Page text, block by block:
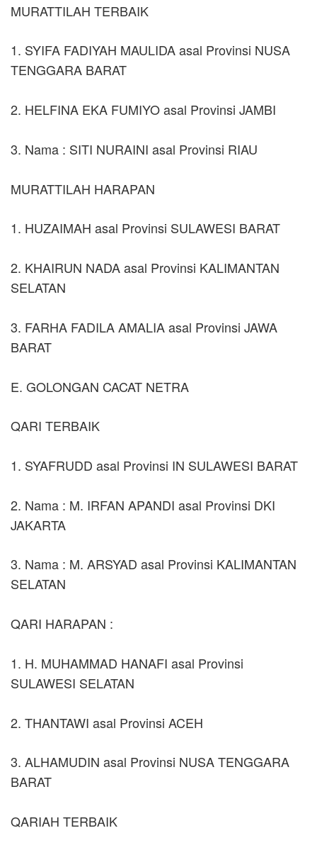
MURATTILAH TERBAIK
1. SYIFA FADIYAH MAULIDA asal Provinsi NUSA
TENGGARA BARAT
2. HELFINA EKA FUMIYO asal Provinsi JAMBI
3. Nama : SITI NURAINI asal Provinsi RIAU
MURATTILAH HARAPAN
1. HUZAIMAH asal Provinsi SULAWESI BARAT
2. KHAIRUN NADA asal Provinsi KALIMANTAN
SELATAN
3. FARHA FADILA AMALIA asal Provinsi JAWA
BARAT
E. GOLONGAN CACAT NETRA
QARI TERBAIK
1. SYAFRUDD asal Provinsi IN SULAWESI BARAT
2. Nama : M. IRFAN APANDI asal Provinsi DKI
JAKARTA
3. Nama : M. ARSYAD asal Provinsi KALIMANTAN
SELATAN
QARI HARAPAN :
1. H. MUHAMMAD HANAFI asal Provinsi
SULAWESI SELATAN
2. THANTAWI asal Provinsi ACEH
3. ALHAMUDIN asal Provinsi NUSA TENGGARA
BARAT
QARIAH TERBAIK